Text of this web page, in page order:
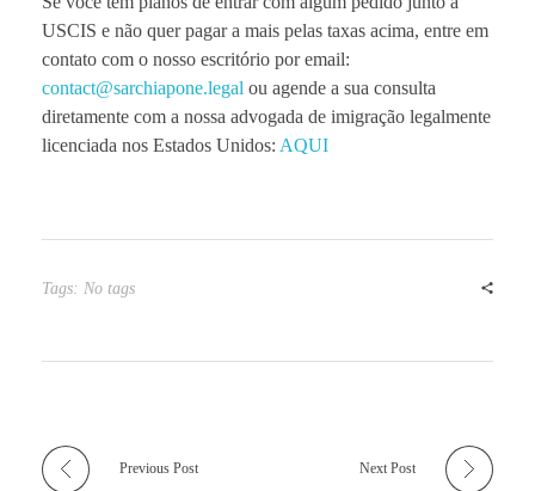
USCIS e não quer pagar a mais pelas taxas acima, entre em
contato com o nosso escritório por email:
contact@sarchiapone.legal ou agende a sua consulta
diretamente com a nossa advogada de imigração legalmente
licenciada nos Estados Unidos: AQUI
Tags: No tags
Previous Post Next Post